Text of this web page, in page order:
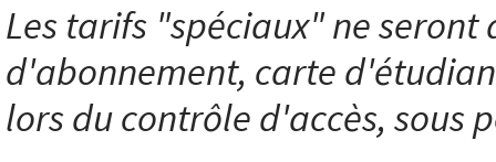
Les tarifs "spéciaux" ne
d'abonnement, carte
lors du contrôle d'accès, sous